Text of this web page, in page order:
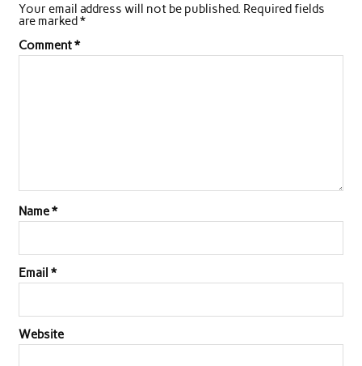
b
o
t
e
r
s
p
e
I
l
e
Your email address will not be published. Required fields
are marked*
Comment*
Name*
Email *
Website